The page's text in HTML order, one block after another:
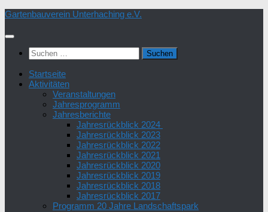
Zum
springen
Gartenbauverein Unterhaching e.V.
Suchen
nach:
Startseite
Aktivitäten
Veranstaltungen
Jahresprogramm
Jahresberichte
Jahresrückblick 2024
Jahresrückblick 2023
Jahresrückblick 2022
Jahresrückblick 2021
Jahresrückblick 2020
Jahresrückblick 2019
Jahresrückblick 2018
Jahresrückblick 2017
Programm 20 Jahre Landschaftspark